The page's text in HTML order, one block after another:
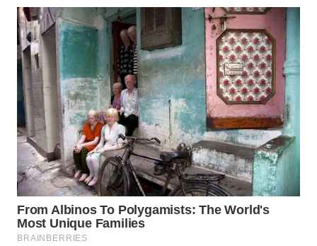
NATUNA
WN
BINTAN
WN
MANDALIKA
WN
LIKUPANG
WN
LABUANBAJO